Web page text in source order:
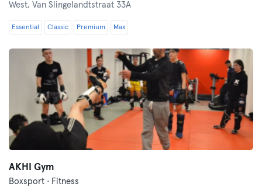
West, Van Slingelandtstraat 33A
Essential Classic Premium Max
AKHI Gym
Boxsport · Fitness